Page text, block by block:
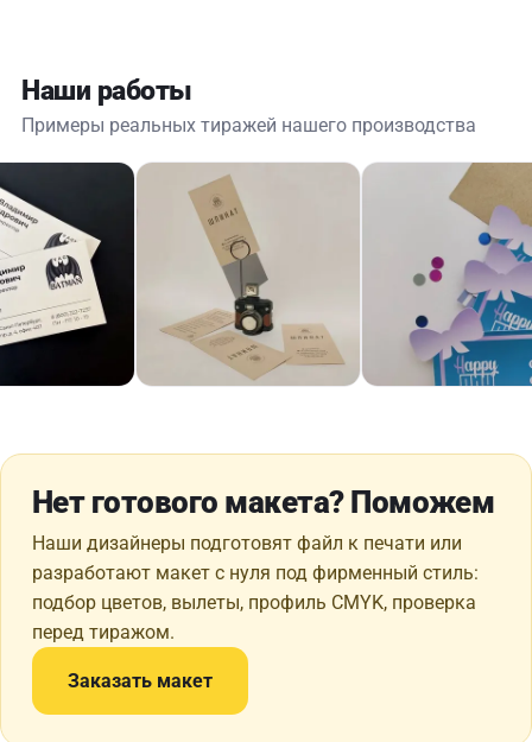
Наши работы
Примеры реальных тиражей нашего производства
Нет готового макета? Поможем
Наши дизайнеры подготовят файл к печати или
разработают макет с нуля под фирменный стиль:
подбор цветов, вылеты, профиль CMYK, проверка
перед тиражом.
Заказать макет